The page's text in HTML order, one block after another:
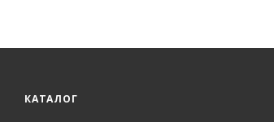
КАТАЛОГ